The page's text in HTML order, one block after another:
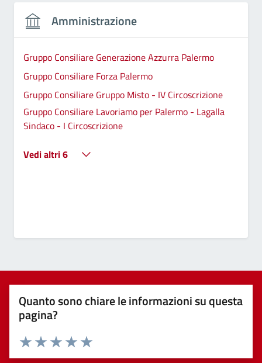
Amministrazione
Gruppo Consiliare Generazione Azzurra Palermo
Gruppo Consiliare Forza Palermo
Gruppo Consiliare Gruppo Misto - IV Circoscrizione
Gruppo Consiliare Lavoriamo per Palermo - Lagalla
Sindaco - I Circoscrizione
Vedi altri 6
Quanto sono chiare le informazioni su questa
pagina?
Valuta 5 stelle su 5
Valuta 4 stelle su 5
Valuta 3 stelle su 5
Valuta 2 stelle su 5
Valuta 1 stelle su 5